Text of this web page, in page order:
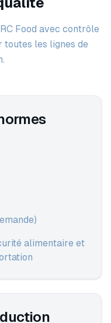
Food avec contrôle
les lignes de
alimentaire et